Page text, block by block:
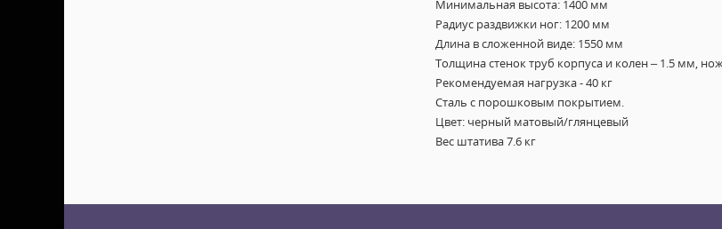
Минимальная высота: 1400 мм
Радиус раздвижки ног: 1200 мм
Длина в сложенной виде: 1550 мм
Толщина стенок труб корпуса и колен – 1.5 мм,
Рекомендуемая нагрузка - 40 кг
Сталь с порошковым покрытием.
Цвет: черный матовый/глянцевый
Вес штатива 7.6 кг